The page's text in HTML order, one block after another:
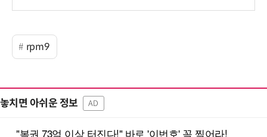
rpm9
놓치면 아쉬운 정보 AD